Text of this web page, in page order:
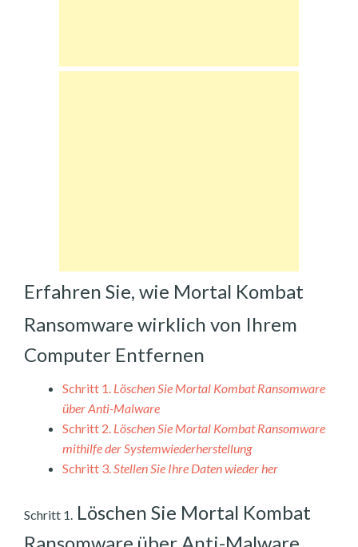
Erfahren Sie, wie Mortal Kombat
Ransomware wirklich von Ihrem
Computer Entfernen
Schritt 1. Löschen Sie Mortal Kombat Ransomware
über Anti-Malware
Schritt 2. Löschen Sie Mortal Kombat Ransomware
mithilfe der Systemwiederherstellung
Schritt 3.Stellen Sie Ihre Daten wieder her
Schritt 1. Löschen Sie Mortal Kombat